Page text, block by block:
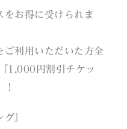
をお得に受けられま
ご利用いただいた方全
1,000円割引チケッ
』